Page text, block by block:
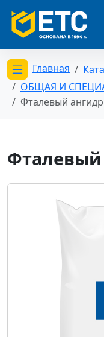
Открыть
Главная
ОБЩАЯ И
Фталевый